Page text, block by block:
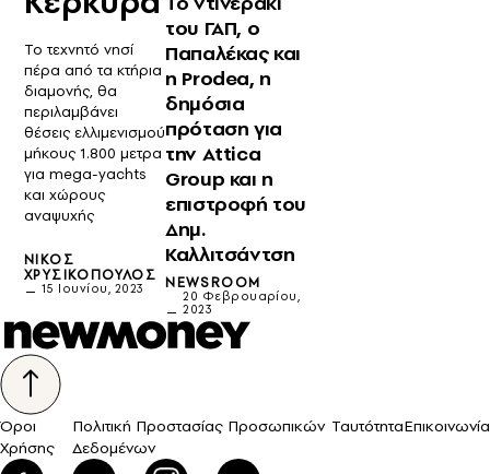
Το τεχνητό νησί
πέρα από τα κτήρια
διαμονής, θα
περιλαμβάνει
θέσεις ελλιμενισμού
μήκους 1.800 μετρα
για mega-yachts
και χώρους
αναψυχής
ΝΊΚΟΣ
ΧΡΥΣΙΚΌΠΟΥΛΟΣ
15 Ιουνίου, 2023
του ΓΑΠ, ο
Παπαλέκας και
η Prodea, η
δημόσια
πρόταση για
την Attica
Group και η
επιστροφή του
Δημ.
Καλλιτσάντση
NEWSROOM
20 Φεβρουαρίου,
2023
Όροι
Χρήσης
Πολιτική Προστασίας Προσωπικών
Δεδομένων
ΤαυτότηταΕπικοινωνία